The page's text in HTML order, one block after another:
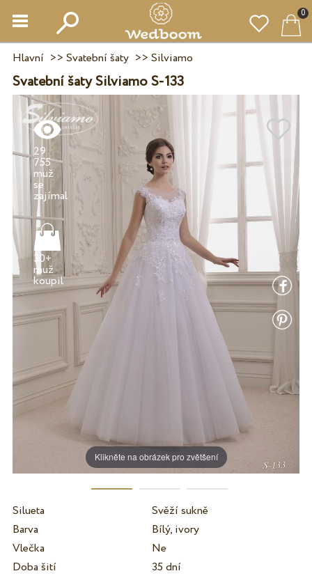
0
Hlavní >> Svatební šaty>> Silviamo
Svatební šaty Silviamo S-133
Klikněte na obrázek pro zvětšení
29
755
muž
se
30+
muž
koupil
Silueta
Svěží sukně
Barva
Bílý, ivory
Vlečka
Ne
Doba šití
35 dní